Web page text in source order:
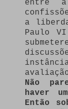
entre
a
Paulo
Não
haver
Então